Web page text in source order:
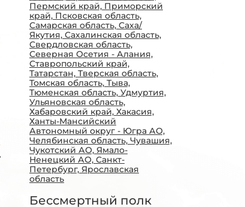
Пермский край, Приморский
край, Псковская область,
Самарская область, Саха/
Якутия, Сахалинская область,
Свердловская область,
Северная Осетия - Алания,
Ставропольский край,
Татарстан, Тверская область,
Томская область, Тыва,
Тюменская область, Удмуртия,
Ульяновская область,
Хабаровский край, Хакасия,
Ханты-Мансийский
Автономный округ - Югра АО,
Челябинская область, Чувашия,
Чукотский АО, Ямало-
Ненецкий АО, Санкт-
Петербург, Ярославская
область
Бессмертный полк